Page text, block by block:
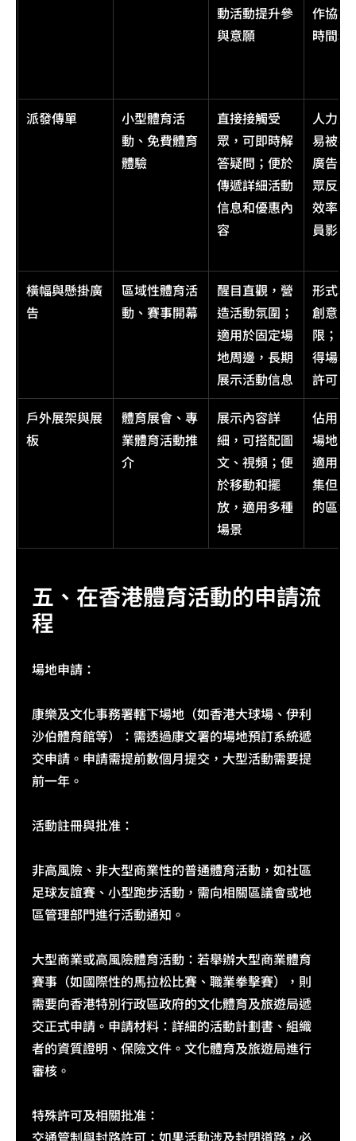
動活動提升參
與意願
作協調
時間精
派發傳單
小型體育活
動、免費體育
體驗
直接接觸受
眾，可即時解
答疑問；便於
傳遞詳細活動
信息和優惠內
容
人力成
易被視
廣告，
眾反感
效率受
員影響
橫幅與懸掛廣
告
區域性體育活
動、賽事開幕
醒目直觀，營
造活動氛圍；
適用於固定場
地周邊，長期
展示活動信息
形式較
創意空
限；安
得場地
許可
戶外展架與展
板
體育展會、專
業體育活動推
介
展示內容詳
細，可搭配圖
文、視頻；便
於移動和擺
放，適用多種
場景
佔用空
場地配
適用於
集但空
的區域
五、在香港體育活動的申請流
程
場地申請：​
康樂及文化事務署轄下場地（如香港大球場、伊利
沙伯體育館等）：需透過康文署的場地預訂系統遞
交申請。申請需提前數個月提交，大型活動需要提
前一年。
活動註冊與批准：​
非高風險、非大型商業性的普通體育活動，如社區
足球友誼賽、小型跑步活動，需向相關區議會或地
區管理部門進行活動通知。​
大型商業或高風險體育活動：若舉辦大型商業體育
賽事（如國際性的馬拉松比賽、職業拳擊賽），則
需要向香港特別行政區政府的文化體育及旅遊局遞
交正式申請。申請材料：詳細的活動計劃書、組織
者的資質證明、保險文件。文化體育及旅遊局進行
審核。
特殊許可及相關批准：​